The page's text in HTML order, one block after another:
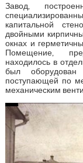
Завод,
капитальной
двойными
окнах и
Помещение,
находилось в
был
поступающей по
механическим